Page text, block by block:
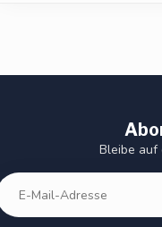
Bleibe auf